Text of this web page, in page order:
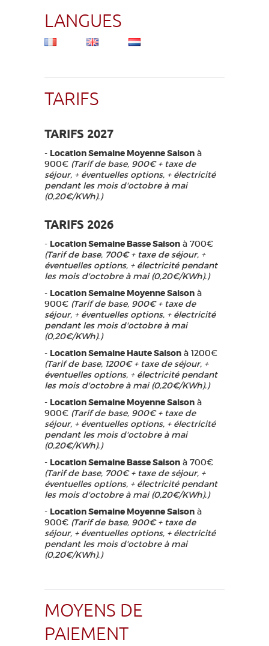
LANGUES
TARIFS
TARIFS 2027
- Location Semaine Moyenne Saison à
900€ (Tarif de base, 900€ + taxe de
séjour, + éventuelles options, + électricité
pendant les mois d'octobre à mai
(0,20€/KWh).)
TARIFS 2026
- Location Semaine Basse Saison à 700€
(Tarif de base, 700€ + taxe de séjour, +
éventuelles options, + électricité pendant
les mois d'octobre à mai (0,20€/KWh).)
- Location Semaine Moyenne Saison à
900€ (Tarif de base, 900€ + taxe de
séjour, + éventuelles options, + électricité
pendant les mois d'octobre à mai
(0,20€/KWh).)
- Location Semaine Haute Saison à 1200€
(Tarif de base, 1200€ + taxe de séjour, +
éventuelles options, + électricité pendant
les mois d'octobre à mai (0,20€/KWh).)
- Location Semaine Moyenne Saison à
900€ (Tarif de base, 900€ + taxe de
séjour, + éventuelles options, + électricité
pendant les mois d'octobre à mai
(0,20€/KWh).)
- Location Semaine Basse Saison à 700€
(Tarif de base, 700€ + taxe de séjour, +
éventuelles options, + électricité pendant
les mois d'octobre à mai (0,20€/KWh).)
- Location Semaine Moyenne Saison à
900€ (Tarif de base, 900€ + taxe de
séjour, + éventuelles options, + électricité
pendant les mois d'octobre à mai
(0,20€/KWh).)
MOYENS DE
PAIEMENT